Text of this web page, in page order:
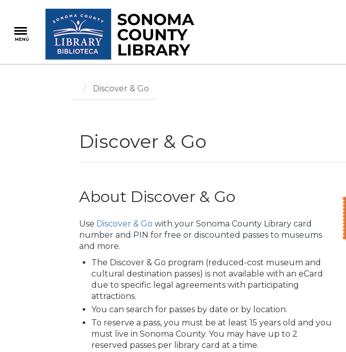
contenido
principal
MENÚ
Discover & Go
Discover & Go
About Discover & Go
Use Discover & Go with your Sonoma County Library card
number and PIN for free or discounted passes to museums
and more.
The Discover & Go program (reduced-cost museum and
cultural destination passes) is not available with an eCard
due to specific legal agreements with participating
attractions.
You can search for passes by date or by location.
To reserve a pass, you must be at least 15 years old and you
must live in Sonoma County. You may have up to 2
reserved passes per library card at a time.